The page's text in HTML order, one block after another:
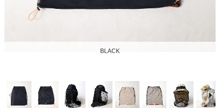
BLACK